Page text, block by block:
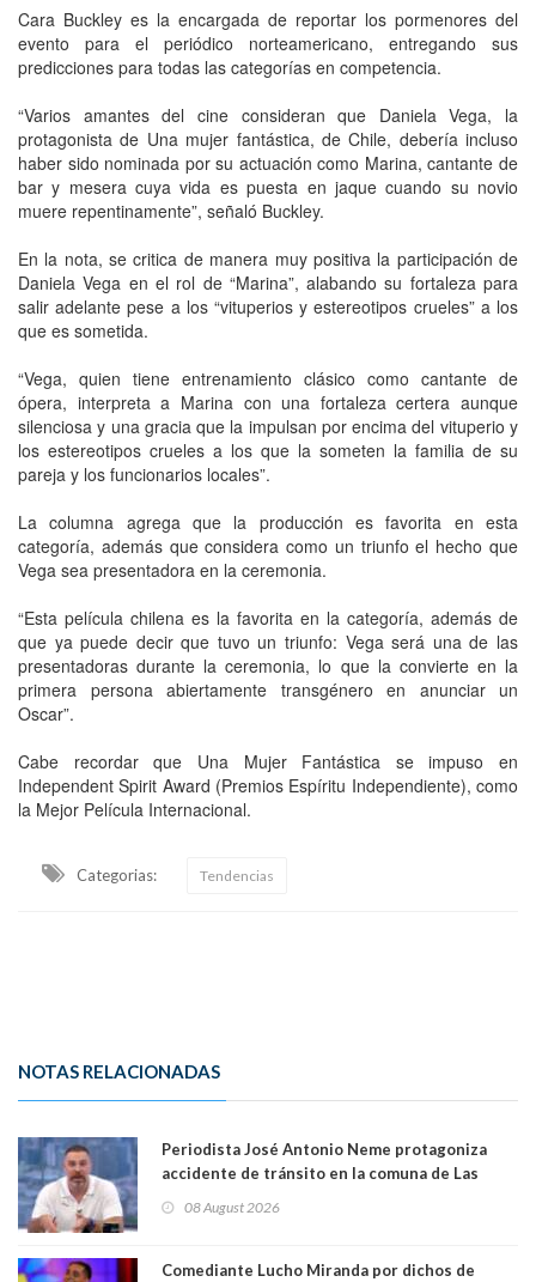
Cara Buckley es la encargada de reportar los pormenores del
evento para el periódico norteamericano, entregando sus
predicciones para todas las categorías en competencia.
“Varios amantes del cine consideran que Daniela Vega, la
protagonista de Una mujer fantástica, de Chile, debería incluso
haber sido nominada por su actuación como Marina, cantante de
bar y mesera cuya vida es puesta en jaque cuando su novio
muere repentinamente”, señaló Buckley.
En la nota, se critica de manera muy positiva la participación de
Daniela Vega en el rol de “Marina”, alabando su fortaleza para
salir adelante pese a los “vituperios y estereotipos crueles” a los
que es sometida.
“Vega, quien tiene entrenamiento clásico como cantante de
ópera, interpreta a Marina con una fortaleza certera aunque
silenciosa y una gracia que la impulsan por encima del vituperio y
los estereotipos crueles a los que la someten la familia de su
pareja y los funcionarios locales”.
La columna agrega que la producción es favorita en esta
categoría, además que considera como un triunfo el hecho que
Vega sea presentadora en la ceremonia.
“Esta película chilena es la favorita en la categoría, además de
que ya puede decir que tuvo un triunfo: Vega será una de las
presentadoras durante la ceremonia, lo que la convierte en la
primera persona abiertamente transgénero en anunciar un
Oscar”.
Cabe recordar que Una Mujer Fantástica se impuso en
Independent Spirit Award (Premios Espíritu Independiente), como
la Mejor Película Internacional.
Categorias: Tendencias
NOTAS RELACIONADAS
Periodista José Antonio Neme protagoniza
accidente de tránsito en la comuna de Las
08 August 2026
Comediante Lucho Miranda por dichos de